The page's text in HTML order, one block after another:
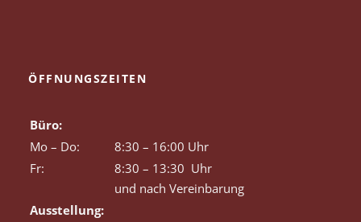
ÖFFNUNGSZEITEN
Büro:
Mo – Do:
8:30 – 16:00 Uhr
Fr:
8:30 – 13:30 Uhr
und nach Vereinbarung
Ausstellung: